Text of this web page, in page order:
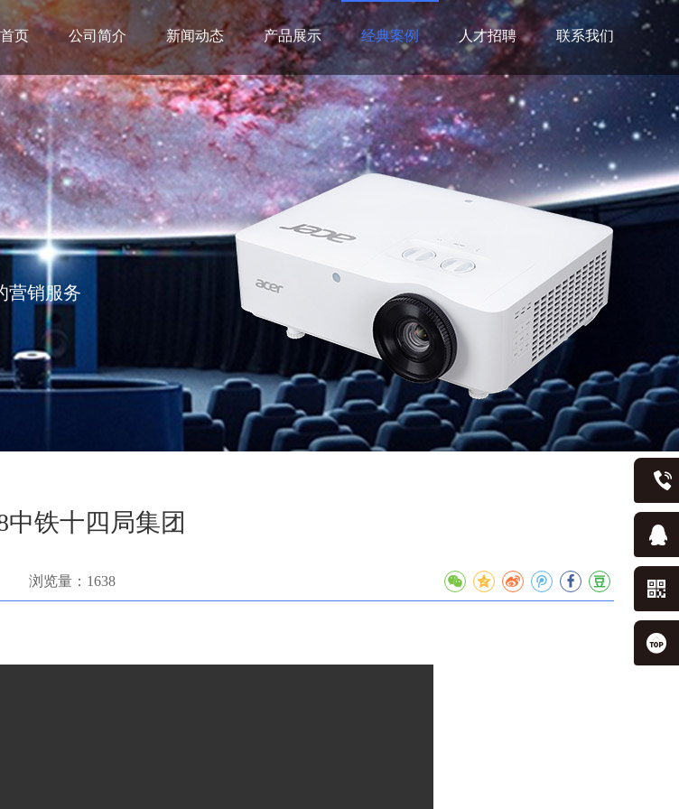
页 公司简介 新闻动态 产品展示 经典案例 人才招聘 联系我们
营销服务
中铁十四局集团
浏览量：1638